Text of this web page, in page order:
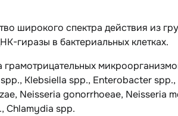
широкого спектра действия из
гиразы в бактериальных клетках.
грамотрицательных
Klebsiella spp., Enterobacter
Neisseria gonorrhoeae, Neisseria
Chlamydia spp.